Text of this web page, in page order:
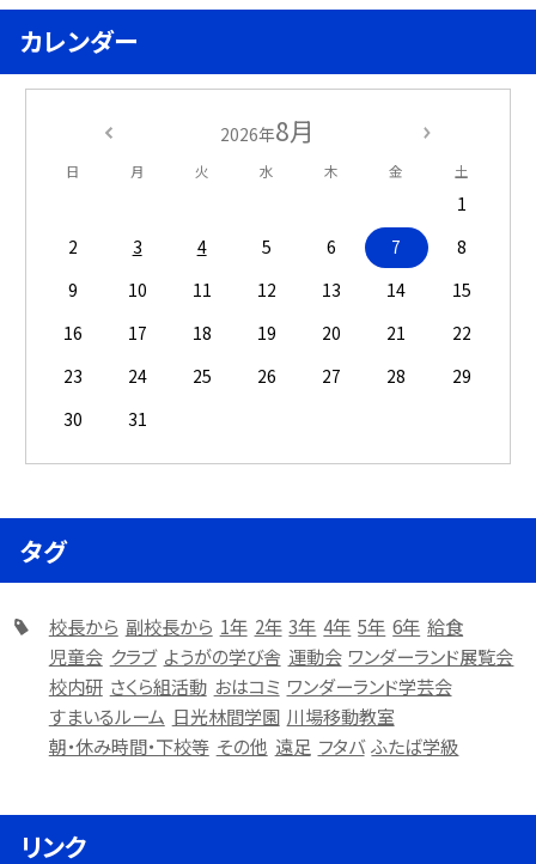
カレンダー
2026年8月
日 月 火 水 木 金 土
1
2
3 4 5 6 7
8
9
10 11 12 13 14
15
16
17 18 19 20 21
22
23
24 25 26 27 28
29
30
31
タグ
校長から 副校長から 1年 2年 3年 4年 5年 6年 給食
児童会 クラブ ようがの学び舎 運動会 ワンダーランド展覧会
校内研 さくら組活動 おはコミ ワンダーランド学芸会
すまいるルーム 日光林間学園 川場移動教室
朝・休み時間・下校等 その他 遠足 フタバ ふたば学級
リンク